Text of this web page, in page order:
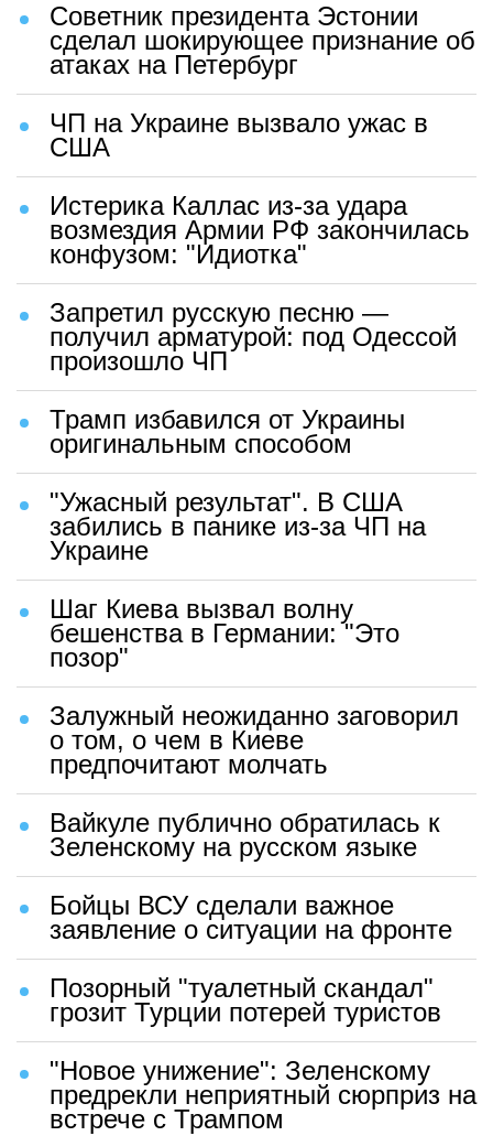
Советник президента Эстонии
сделал шокирующее признание об
атаках на Петербург
ЧП на Украине вызвало ужас в
США
Истерика Каллас из-за удара
возмездия Армии РФ закончилась
конфузом: "Идиотка"
Запретил русскую песню —
получил арматурой: под Одессой
произошло ЧП
Трамп избавился от Украины
оригинальным способом
"Ужасный результат". В США
забились в панике из-за ЧП на
Украине
Шаг Киева вызвал волну
бешенства в Германии: "Это
позор"
Залужный неожиданно заговорил
о том, о чем в Киеве
предпочитают молчать
Вайкуле публично обратилась к
Зеленскому на русском языке
Бойцы ВСУ сделали важное
заявление о ситуации на фронте
Позорный "туалетный скандал"
грозит Турции потерей туристов
"Новое унижение": Зеленскому
предрекли неприятный сюрприз на
встрече с Трампом